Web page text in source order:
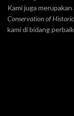
Kami juga
Conservation of
kami di bidang